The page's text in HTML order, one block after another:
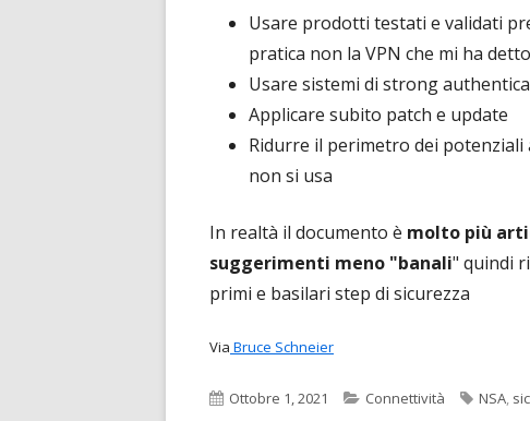
Usare prodotti testati e validati
pratica non la VPN che mi ha
Usare sistemi di strong
Applicare subito patch e update
Ridurre il perimetro dei
non si usa
In realtà il documento è molto più
suggerimenti meno "banali" quindi
primi e basilari step di sicurezza
Via Bruce Schneier
Pubblicato
Ottobre 1, 2021 Categorie
Connettività Tag
NSA,